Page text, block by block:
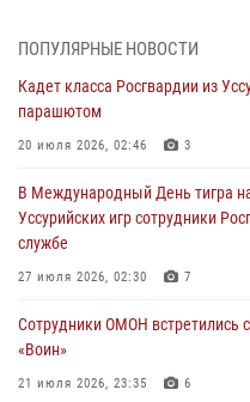
Во Владивостоке во дворе
29 июля 2026, 01:17
В День Крещения Руси в Князь-
ходом
28 июля 2026, 10:29 3
Росгвардейцы в Приморье
28 июля 2026, 05:39
В Международный День тигра
ПОПУЛЯРНЫЕ НОВОСТИ
Кадет класса Росгвардии из
парашютом
20 июля 2026, 02:46 3
В Международный День тигра
Уссурийских игр сотрудники
службе
27 июля 2026, 02:30 7
Сотрудники ОМОН встретились
«Воин»
21 июля 2026, 23:35 6